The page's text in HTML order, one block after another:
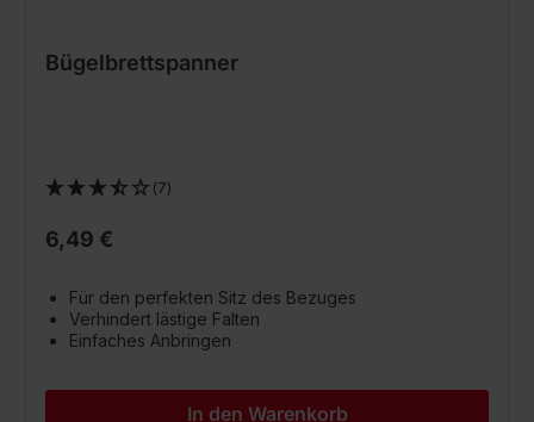
Bügelbrettspanner
(7)
6,49 €
Für den perfekten Sitz des Bezuges
Verhindert lästige Falten
Einfaches Anbringen
In den Warenkorb